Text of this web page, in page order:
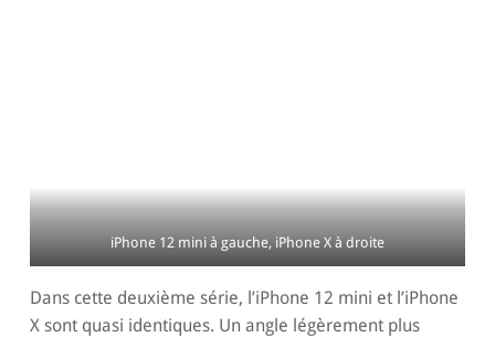
iPhone 12 mini à gauche, iPhone X à droite
Dans cette deuxième série, l’iPhone 12 mini et l’iPhone
X sont quasi identiques. Un angle légèrement plus